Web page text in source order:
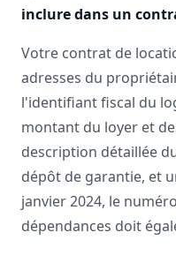
inclure dans un
Votre contrat de
adresses du
l'identifiant fiscal du
montant du loyer et
description détaillée
dépôt de garantie, et
janvier 2024, le
dépendances doit